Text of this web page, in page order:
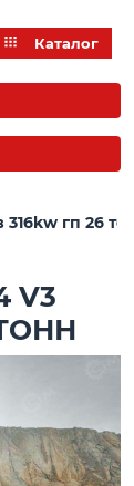
Каталог
316kw гп 26
V3